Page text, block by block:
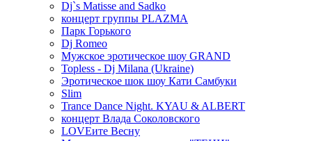
Dj`s Matisse and Sadko
концерт группы PLAZMA
Парк Горького
Dj Romeo
Мужское эротическое шоу GRAND
Topless - Dj Milana (Ukraine)
Эротическое шок шоу Кати Самбуки
Slim
Trance Dance Night. KYAU & ALBERT
концерт Влада Соколовского
LOVEите Весну